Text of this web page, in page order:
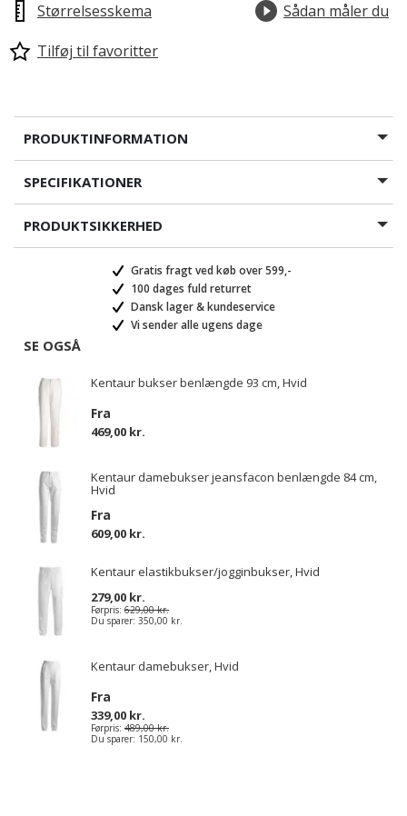
Størrelsesskema
Sådan måler du
Tilføj til favoritter
PRODUKTINFORMATION
SPECIFIKATIONER
PRODUKTSIKKERHED
Gratis fragt ved køb over 599,-
100 dages fuld returret
Dansk lager & kundeservice
Vi sender alle ugens dage
SE OGSÅ
Kentaur bukser benlængde 93 cm, Hvid
Fra
469,00 kr.
Kentaur damebukser jeansfacon benlængde 84 cm,
Hvid
Fra
609,00 kr.
Kentaur elastikbukser/jogginbukser, Hvid
279,00 kr.
Førpris: 629,00 kr.
Du sparer: 350,00 kr.
Kentaur damebukser, Hvid
Fra
339,00 kr.
Førpris: 489,00 kr.
Du sparer: 150,00 kr.